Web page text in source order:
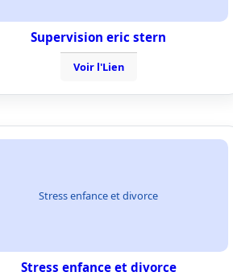
Supervision eric stern
Voir l'Lien
Stress enfance et divorce
Stress enfance et divorce